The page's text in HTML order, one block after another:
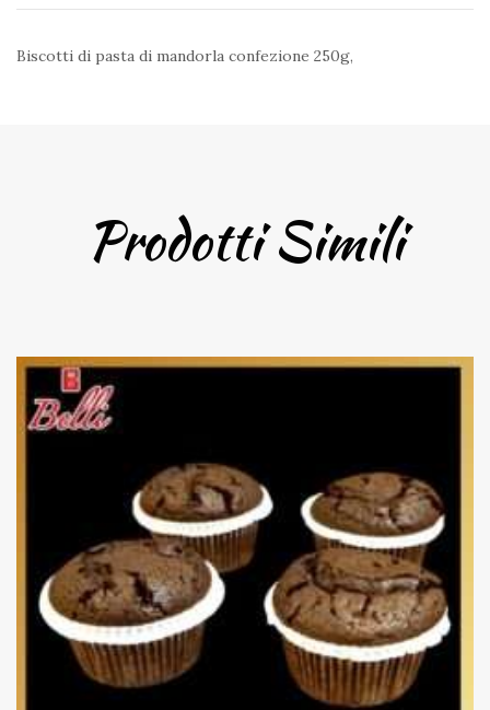
Biscotti di pasta di mandorla confezione 250g,
Prodotti Simili